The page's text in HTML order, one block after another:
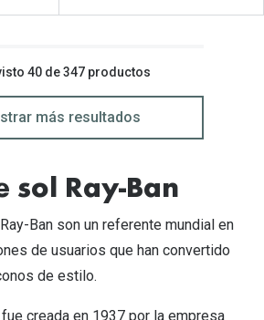
40 de 347 productos
más resultados
sol Ray-Ban
Ray-Ban son un referente mundial en
de usuarios que han convertido
de estilo.
fue creada en 1937 por la empresa